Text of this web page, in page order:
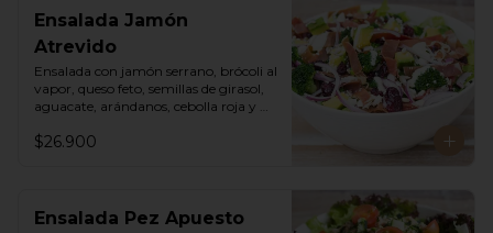
Ensalada Jamón
Atrevido
Ensalada con jamón serrano, brócoli al
vapor, queso feto, semillas de girasol,
aguacate, arándanos, cebolla roja y
$26.900
Ensalada Pez Apuesto